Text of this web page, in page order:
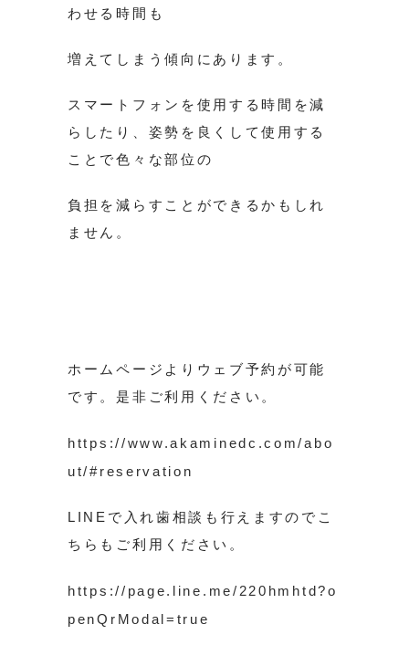
わせる時間も
増えてしまう傾向にあります。
スマートフォンを使用する時間を減
らしたり、姿勢を良くして使用する
ことで色々な部位の
負担を減らすことができるかもしれ
ません。
ホームページよりウェブ予約が可能
です。是非ご利用ください。
https://www.akaminedc.com/abo
ut/#reservation
LINEで入れ歯相談も行えますのでこ
ちらもご利用ください。
https://page.line.me/220hmhtd?o
penQrModal=true